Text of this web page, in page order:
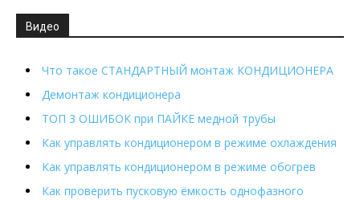
Видео
Что такое СТАНДАРТНЫЙ монтаж КОНДИЦИОНЕРА
Демонтаж кондиционера
ТОП 3 ОШИБОК при ПАЙКЕ медной трубы
Как управлять кондиционером в режиме охлаждения
Как управлять кондиционером в режиме обогрев
Как проверить пусковую ёмкость однофазного